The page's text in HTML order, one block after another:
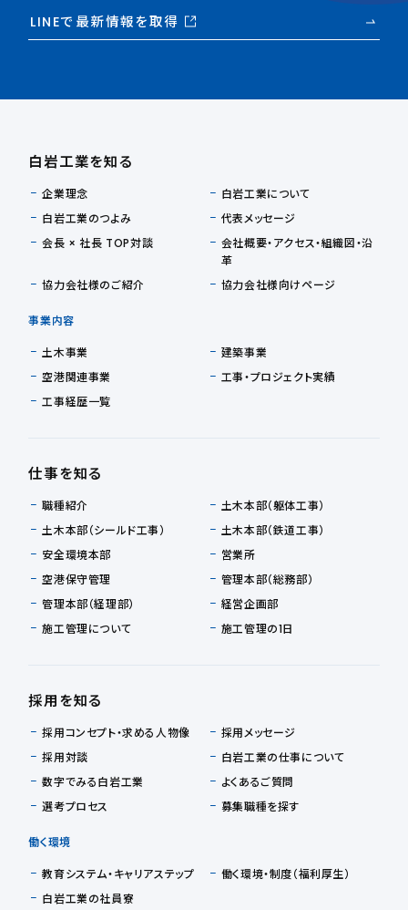
LINEで最新情報を取得
白岩工業を知る
企業理念
白岩工業について
白岩工業のつよみ
代表メッセージ
会長 × 社長 TOP対談
会社概要・アクセス・組織図・沿
革
協力会社様のご紹介
協力会社様向けページ
事業内容
土木事業
建築事業
空港関連事業
工事・プロジェクト実績
工事経歴一覧
仕事を知る
職種紹介
土木本部（躯体工事）
土木本部（シールド工事）
土木本部（鉄道工事）
安全環境本部
営業所
空港保守管理
管理本部（総務部）
管理本部（経理部）
経営企画部
施工管理について
施工管理の1日
採用を知る
採用コンセプト・求める人物像
採用メッセージ
採用対談
白岩工業の仕事について
数字でみる白岩工業
よくあるご質問
選考プロセス
募集職種を探す
働く環境
教育システム・キャリアステップ
働く環境・制度（福利厚生）
白岩工業の社員寮